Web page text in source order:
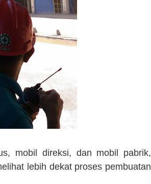
mobil direksi, dan mobil pabrik,
lebih dekat proses pembuatan